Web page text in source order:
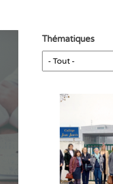
Thématiques